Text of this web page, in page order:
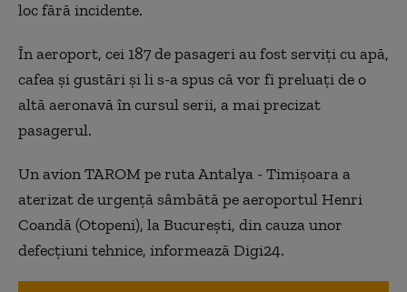
loc fără incidente.
În aeroport, cei 187 de pasageri au fost serviți cu apă,
cafea și gustări și li s-a spus că vor fi preluați de o
altă aeronavă în cursul serii, a mai precizat
pasagerul.
Un avion TAROM pe rutaAntalya - Timișoara a
aterizat de urgență sâmbătă pe aeroportul Henri
Coandă (Otopeni), la București, din cauza unor
defecțiuni tehnice, informează Digi24.